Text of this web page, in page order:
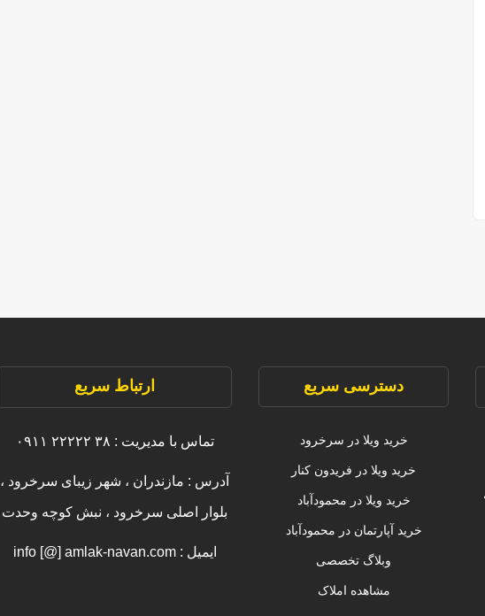
دسترسی سریع
خرید ویلا در سرخرود
خرید ویلا در فریدون کنار
خرید ویلا در محمودآباد
خرید آپارتمان در محمودآباد
وبلاگ تخصصی
مشاهده املاک
ارتباط سریع
تماس با مدیریت : ۳۸ ۲۲۲۲۲ ۰۹۱۱
آدرس : مازندران ، شهر زیبای سرخرود ،
بلوار اصلی سرخرود ، نبش کوچه وحدت
ایمیل : info [@] amlak-navan.com